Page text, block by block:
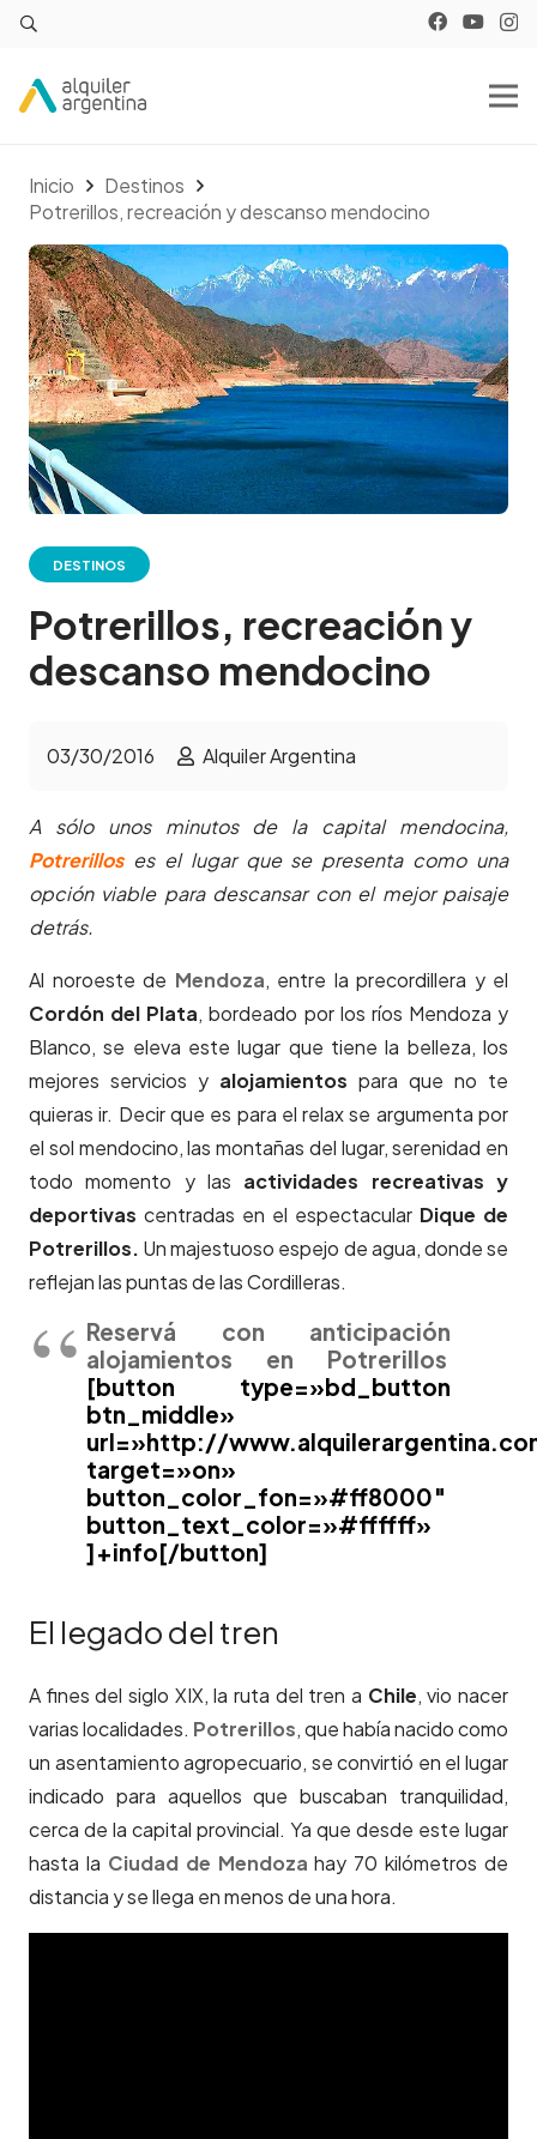
Inicio
Destinos
Potrerillos, recreación y descanso mendocino
DESTINOS
Potrerillos, recreación y
descanso mendocino
03/30/2016 Alquiler Argentina
A sólo unos minutos de la capital mendocina,
Potrerilloses el lugar que se presenta como una
opción viable para descansar con el mejor paisaje
detrás.
Al noroeste de Mendoza, entre la precordillera y el
Cordón del Plata, bordeado por los ríos Mendoza y
Blanco, se eleva este lugar que tiene la belleza, los
mejores servicios y alojamientos para que no te
quieras ir. Decir que es para el relax se argumenta por
el sol mendocino, las montañas del lugar, serenidad en
todo momento y las actividades recreativas y
deportivas centradas en el espectacular Dique de
Potrerillos. Un majestuoso espejo de agua, donde se
reflejan las puntas de las Cordilleras.
Reservá con anticipación
alojamientos en Potrerillos
[button type=»bd_button
btn_middle»
url=»http://
target=»on»
button_color_fon=»#ff8000″
button_text_color=»#ffffff»
]+info[/button]
El legado del tren
A fines del siglo XIX, la ruta del tren a Chile, vio nacer
varias localidades. Potrerillos, que había nacido como
un asentamiento agropecuario, se convirtió en el lugar
indicado para aquellos que buscaban tranquilidad,
cerca de la capital provincial. Ya que desde este lugar
hasta la Ciudad de Mendoza hay 70 kilómetros de
distancia y se llega en menos de una hora.